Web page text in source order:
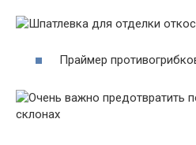
Праймер